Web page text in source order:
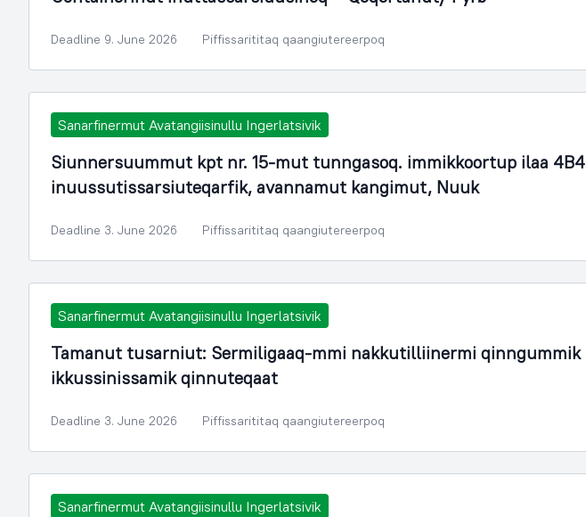
Deadline 9. June 2026 Piffissarititaq qaangiutereerpoq
Sanarfinermut Avatangiisinullu Ingerlatsivik
Siunnersuummut kpt nr. 15-mut tunngasoq. immikkoortup ilaa 4B4
inuussutissarsiuteqarfik, avannamut kangimut, Nuuk
Deadline 3. June 2026 Piffissarititaq qaangiutereerpoq
Sanarfinermut Avatangiisinullu Ingerlatsivik
Tamanut tusarniut: Sermiligaaq-mmi nakkutilliinermi qinngummik
ikkussinissamik qinnuteqaat
Deadline 3. June 2026 Piffissarititaq qaangiutereerpoq
Sanarfinermut Avatangiisinullu Ingerlatsivik